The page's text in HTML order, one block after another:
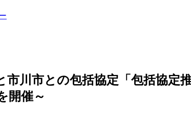
市川市との包括協定「包括協定
開催～